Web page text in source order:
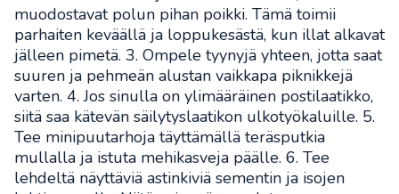
muodostavat polun pihan poikki. Tämä toimii
parhaiten keväällä ja loppukesästä, kun illat alkavat
jälleen pimetä. 3. Ompele tyynyjä yhteen, jotta saat
suuren ja pehmeän alustan vaikkapa piknikkejä
varten. 4. Jos sinulla on ylimääräinen postilaatikko,
siitä saa kätevän säilytyslaatikon ulkotyökaluille. 5.
Tee minipuutarhoja täyttämällä teräsputkia
mullalla ja istuta mehikasveja päälle. 6. Tee
lehdeltä näyttäviä astinkiviä sementin ja isojen